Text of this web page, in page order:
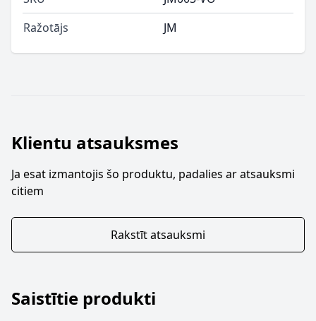
Ražotājs
JM
Klientu atsauksmes
Ja esat izmantojis šo produktu, padalies ar atsauksmi
citiem
Rakstīt atsauksmi
Saistītie produkti